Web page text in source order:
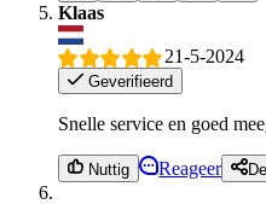
Klaas
21-5-2024
Geverifieerd
Snelle service en goed
Nuttig Reageer